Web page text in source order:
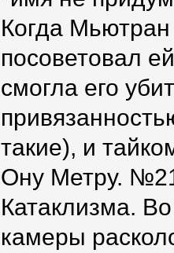
Когда
посоветовал
смогла его
такие), и
Ону Метру.
Катаклизма.
камеры